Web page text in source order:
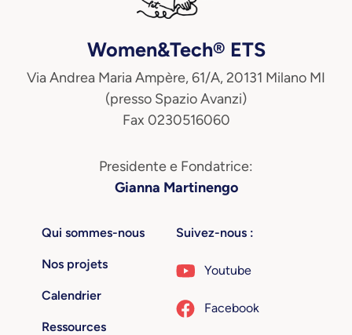
Women&Tech® ETS
Via Andrea Maria Ampère, 61/A, 20131 Milano MI
(presso Spazio Avanzi)
Fax 0230516060
Presidente e Fondatrice:
Gianna Martinengo
Qui sommes-nous
Nos projets
Calendrier
Ressources
Suivez-nous :
Youtube
Facebook